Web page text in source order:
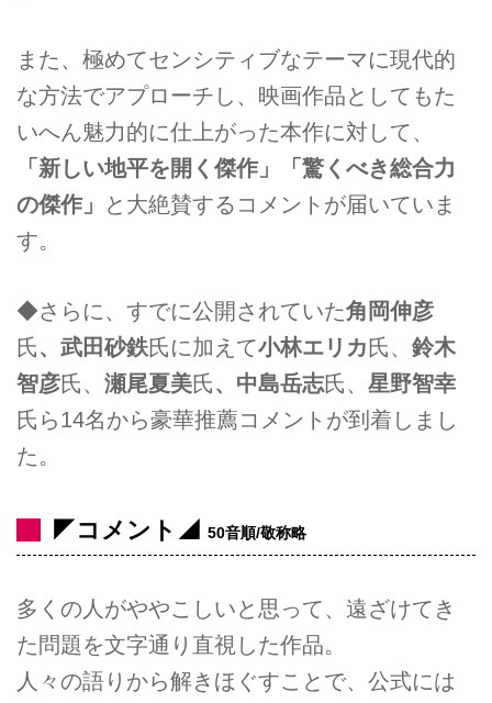
また、極めてセンシティブなテーマに現代的
な方法でアプローチし、映画作品としてもた
いへん魅力的に仕上がった本作に対して、
「新しい地平を開く傑作」「驚くべき総合力
の傑作」
と大絶賛するコメントが届いていま
す。
◆さらに、すでに公開されていた角岡伸彦
氏、武田砂鉄氏に加えて小林エリカ氏、 鈴木
智彦氏、 瀬尾夏美氏、中島岳志氏、 星野智幸
氏ら14名から豪華推薦コメントが到着しまし
た。
◤コメント◢50音順/敬称略
多くの人がややこしいと思って、遠ざけてき
た問題を文字通り直視した作品。
人々の語りから解きほぐすことで、公式には